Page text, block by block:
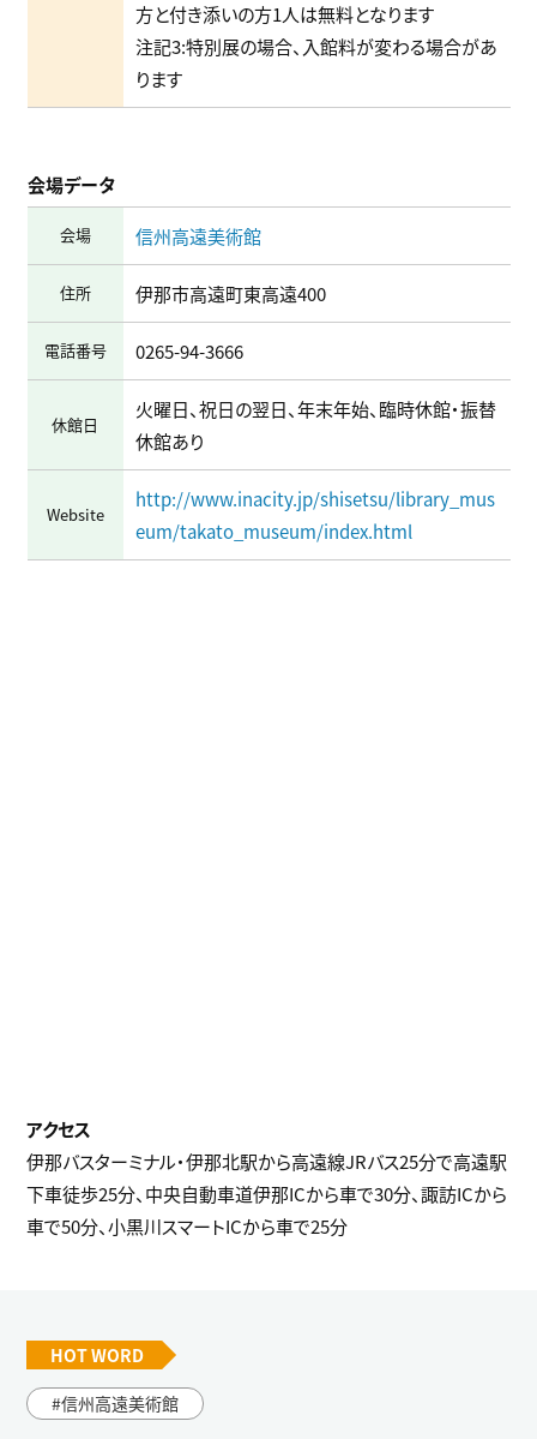
方と付き添いの方1人は無料となります
注記3:特別展の場合、入館料が変わる場合があ
ります
会場データ
会場 信州高遠美術館
住所 伊那市高遠町東高遠400
電話番号 0265-94-3666
休館日
火曜日、祝日の翌日、年末年始、臨時休館・振替
休館あり
Website
http://www.inacity.jp/shisetsu/library_mus
eum/takato_museum/index.html
伊那バスターミナル・伊那北駅から高遠線JRバス25分で高遠駅
下車徒歩25分、中央自動車道伊那ICから車で30分、諏訪ICから
車で50分、小黒川スマートICから車で25分
HOT WORD
信州高遠美術館